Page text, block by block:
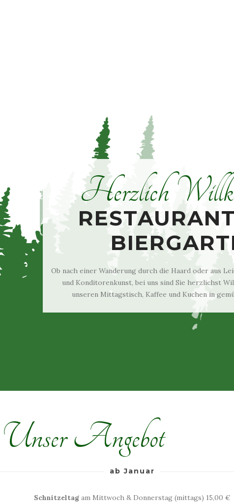
Herzlich
Ob nach einer Wanderung durch die Haard oder aus
und Konditorenkunst, bei uns sind Sie herzlichst
unseren Mittagstisch, Kaffee und Kuchen in
Unser Angebot
ab Januar
Schnitzeltagam Mittwoch & Donnerstag (mittags) 15,00 €